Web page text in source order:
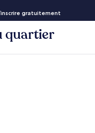
gratuitement
quartier